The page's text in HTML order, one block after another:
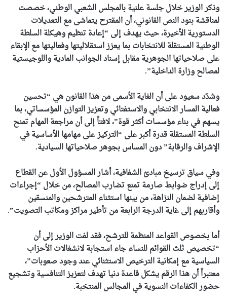
وذكر الوزير خلال جلسة علنية بالمجلس الشعبي الوطني، خصصت
لمناقشة بنود النص القانوني، أن المقترح يتماشى مع التعديلات
الدستورية الأخيرة، حيث يهدف إلى “إعادة تنظيم وهيكلة السلطة
الوطنية المستقلة للانتخابات بما يعزز استقلاليتها وفعاليتها مع الإبقاء
على صلاحياتها الجوهرية مقابل إسناد الجوانب المادية واللوجيستية
لمصالح وزارة الداخلية”.
وشدّد سعيود على أن الغاية الأسمى من هذا القانون هي “تحسين
فعالية المسار الانتخابي والاستفتائي وتعزيز التوازن المؤسساتي، بما
يسهم في بناء مؤسسات أكثر قوة”، لافتاً إلى أن مراجعة المهام تمنح
السلطة المستقلة قدرة أكبر على “التركيز على مهامها الأساسية في
الإشراف والرقابة” دون المساس بجوهر صلاحياتها السيادية.
وفي سياق ترسيخ مبادئ الشفافية، أشار المسؤول الأول عن القطاع
إلى إدراج ضوابط صارمة تمنع تضارب المصالح، من خلال “إجراءات
إضافية لضمان النزاهة، من بينها استثناء المترشحين والمنسقين
وأقاربهم إلى غاية الدرجة الرابعة من تأطير مراكز ومكاتب التصويت”.
أما بخصوص القواعد المنظمة للترشح، فقد لفت الوزير إلى أن
“تخصيص ثلث القوائم للنساء جاء استجابة لانشغالات الأحزاب
السياسية مع إمكانية الترخيص الاستثنائي عند وجود صعوبات”،
معتبراً أن هذا الرقم يشكل قاعدة دنيا تهدف لتعزيز التنافسية وتشجيع
حضور الكفاءات النسوية في المجالس المنتخبة.